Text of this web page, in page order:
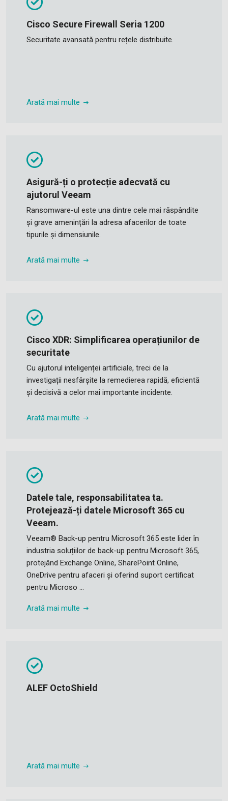
Cisco Secure Firewall Seria 1200
Securitate avansată pentru rețele distribuite.
Arată mai multe
Asigură-ți o protecție adecvată cu
ajutorul Veeam
Ransomware-ul este una dintre cele mai răspândite
și grave amenințări la adresa afacerilor de toate
tipurile și dimensiunile.
Arată mai multe
Cisco XDR: Simplificarea operațiunilor de
securitate
Cu ajutorul inteligenței artificiale, treci de la
investigații nesfârșite la remedierea rapidă, eficientă
și decisivă a celor mai importante incidente.
Arată mai multe
Datele tale, responsabilitatea ta.
Protejează-ți datele Microsoft 365 cu
Veeam.
Veeam® Back-up pentru Microsoft 365 este lider în
industria soluțiilor de back-up pentru Microsoft 365,
protejând Exchange Online, SharePoint Online,
OneDrive pentru afaceri și oferind suport certificat
pentru Microso ...
Arată mai multe
ALEF OctoShield
Arată mai multe